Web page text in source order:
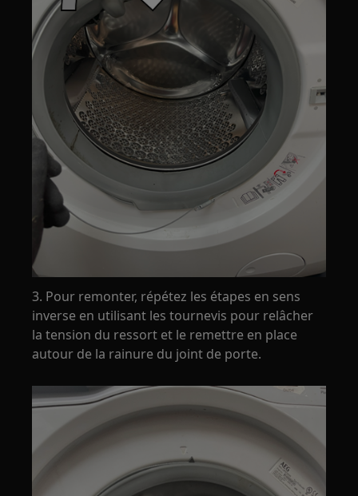
3. Pour remonter, répétez les étapes en sens
inverse en utilisant les tournevis pour relâcher
la tension du ressort et le remettre en place
autour de la rainure du joint de porte.